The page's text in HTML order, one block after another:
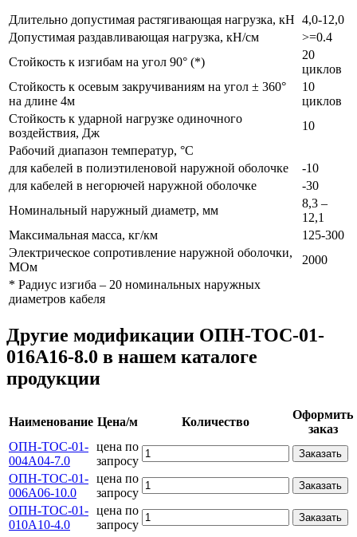
Длительно допустимая растягивающая нагрузка, кН 4,0-12,0
Допустимая раздавливающая нагрузка, кН/см
>=0.4
Стойкость к изгибам на угол 90° (*)
20
циклов
Стойкость к осевым закручиваниям на угол ± 360°
на длине 4м
10
циклов
Стойкость к ударной нагрузке одиночного
воздействия, Дж
10
Рабочий диапазон температур, °С
для кабелей в полиэтиленовой наружной оболочке
-10
для кабелей в негорючей наружной оболочке
-30
Номинальный наружный диаметр, мм
8,3 –
12,1
Максимальная масса, кг/км
125-300
Электрическое сопротивление наружной оболочки,
МОм
2000
* Радиус изгиба – 20 номинальных наружных
диаметров кабеля
Другие модификации ОПН-ТОС-01-
016А16-8.0 в нашем каталоге
продукции
Наименование Цена/м Количество
Оформить
заказ
ОПН-ТОС-01-
004А04-7.0
цена по
запросу
Заказать
ОПН-ТОС-01-
006А06-10.0
цена по
запросу
Заказать
ОПН-ТОС-01-
010А10-4.0
цена по
запросу
Заказать